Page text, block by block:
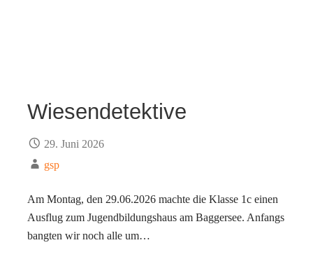
Wiesendetektive
29. Juni 2026
gsp
Am Montag, den 29.06.2026 machte die Klasse 1c einen
Ausflug zum Jugendbildungshaus am Baggersee. Anfangs
bangten wir noch alle um…